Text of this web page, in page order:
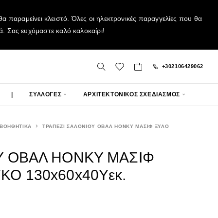
κλειστό. Όλες οι ηλεκτρονικές παραγγελίες που θα
Σας ευχόμαστε καλό καλοκαίρι!
+302106429062
| ΣΥΛΛΟΓΕΣ ΑΡΧΙΤΕΚΤΟΝΙΚΟΣ ΣΧΕΔΙΑΣΜΟΣ
ΤΡΑΠΕΖΙ ΣΑΛΟΝΙΟΥ ΟΒΑΛ HONKY ΜΑΣΙΦ ΞΥΛΟ
ΟΒΑΛ HONKY ΜΑΣΙΦ
130x60x40Υεκ.